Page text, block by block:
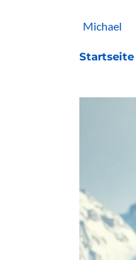
Michael
Startseite